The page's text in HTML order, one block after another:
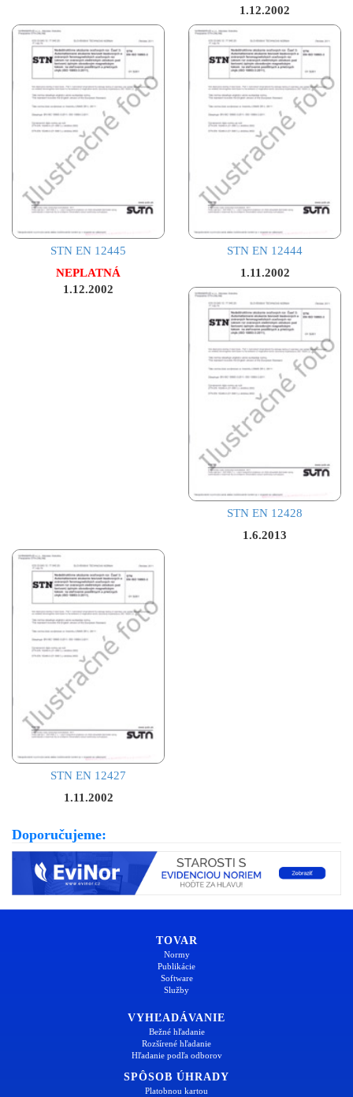
1.12.2002
STN EN 12445
NEPLATNÁ
1.12.2002
STN EN 12444
1.11.2002
STN EN 12428
1.6.2013
STN EN 12427
1.11.2002
Doporučujeme:
TOVAR
Normy
Publikácie
Software
Služby
VYHĽADÁVANIE
Bežné hľadanie
Rozšírené hľadanie
Hľadanie podľa odborov
SPÔSOB ÚHRADY
Platobnou kartou